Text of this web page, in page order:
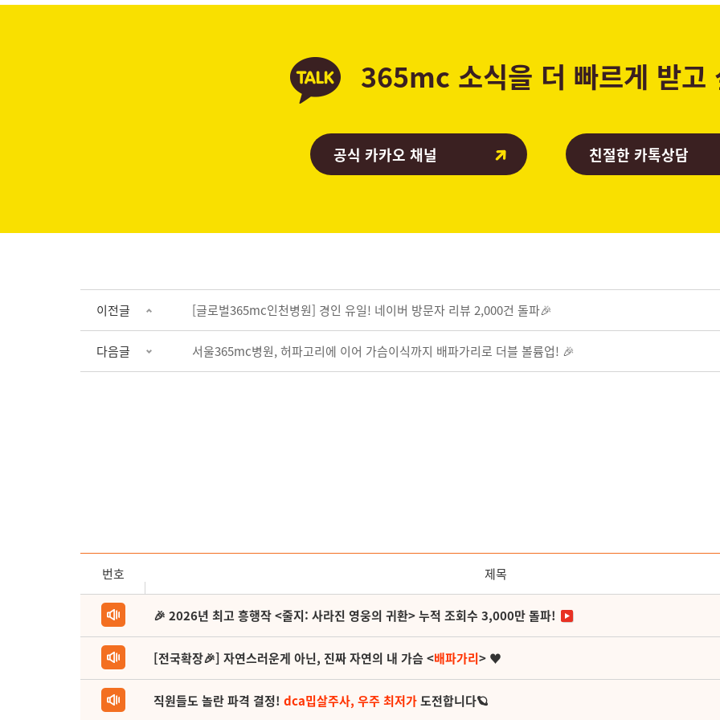
365mc 소식을 더 빠르게 받고
공식 카카오 채널 친절한 카톡상담
이전글 [글로벌365mc인천병원] 경인 유일! 네이버 방문자 리뷰 2,000건 돌파🎉
다음글 서울365mc병원, 허파고리에 이어 가슴이식까지 배파가리로 더블 볼륨업! 🎉
번호 제목
🎉 2026년 최고 흥행작 <줄지: 사라진 영웅의 귀환> 누적 조회수 3,000만 돌파!
[전국확장🎉] 자연스러운게 아닌, 진짜 자연의 내 가슴 <배파가리> ♥
직원들도 놀란 파격 결정! dca밉살주사, 우주 최저가도전합니다🪐